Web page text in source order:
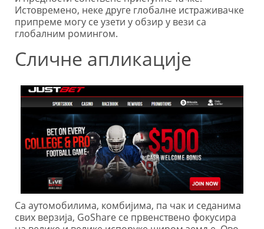
Истовремено, неке друге глобалне истраживачке
припреме могу се узети у обзир у вези са
глобалним ромингом.
Сличне апликације
Са аутомобилима, комбијима, па чак и седанима
свих верзија, GoShare се првенствено фокусира